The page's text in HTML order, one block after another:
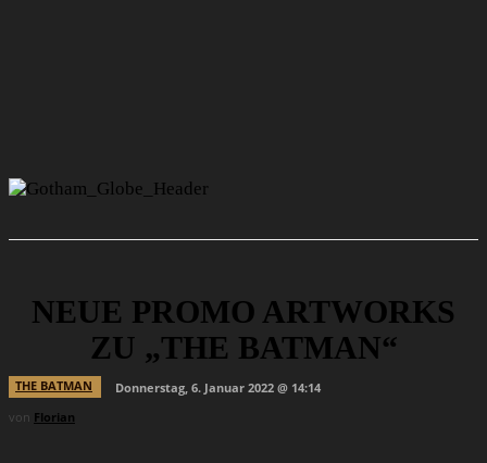
NEUE PROMO ARTWORKS
ZU „THE BATMAN“
THE BATMAN
Donnerstag, 6. Januar 2022 @ 14:14
von Florian